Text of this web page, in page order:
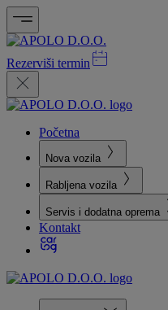
Rezerviši termin
Početna
Nova vozila
Rabljena vozila
Servis i dodatna oprema
Kontakt